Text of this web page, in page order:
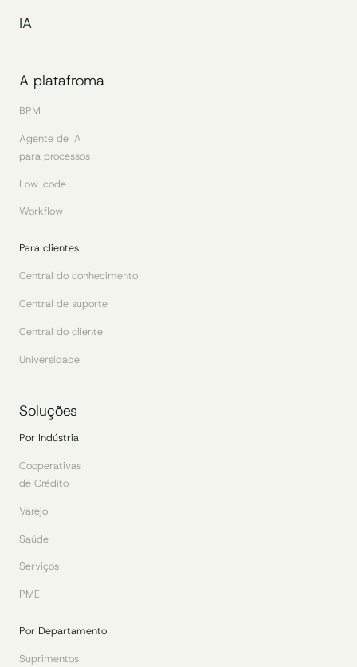
IA
A platafroma
BPM
Agente de IA
para processos
Low-code
Workflow
Para clientes
Central do conhecimento
Central de suporte
Central do cliente
Universidade
Soluções
Por Indústria
Cooperativas
de Crédito
Varejo
Saúde
Serviços
PME
Por Departamento
Suprimentos